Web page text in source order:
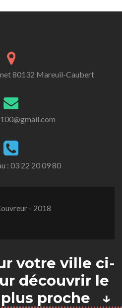
80132 Mareuil-Caubert
: 03 22 20 09 80
- 2018
votre ville ci-
découvrir le
proche ↓